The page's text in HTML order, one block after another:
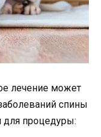
лечение может
спины
для процедуры: